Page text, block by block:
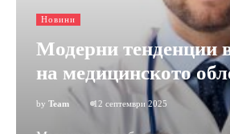
Новини
Модерни тенденции
на медицинското
by Team 12 септември 2025